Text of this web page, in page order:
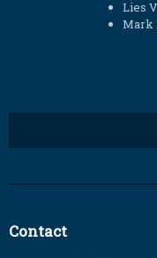
Lies
Mark
Contact